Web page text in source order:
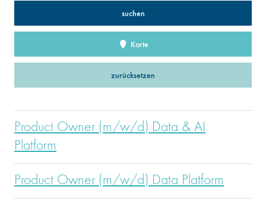
zurücksetzen
Karte
suchen
Product Owner (m/w/d) Data & AI
Platform
Product Owner (m/w/d) Data Platform